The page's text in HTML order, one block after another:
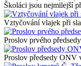
Školáci jsou nejmilejší
Vztyčování vlajek při
Proslov prvého
Proslov předsedy ONV